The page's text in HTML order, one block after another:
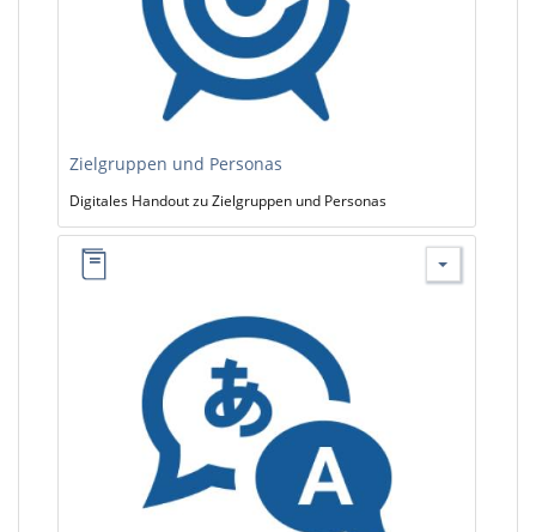
Zielgruppen und Personas
Digitales Handout zu Zielgruppen und Personas